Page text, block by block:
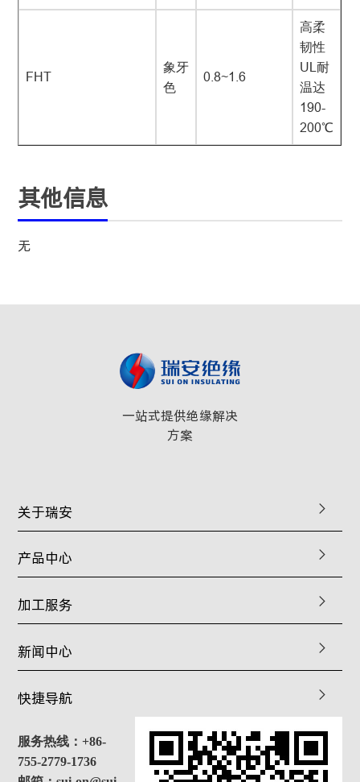
FHT
象牙
色
0.8~1.6
高柔
韧性
UL耐
温达
190-
200℃
其他信息
无
一站式提供绝缘解决
方案
关于瑞安
产品中心
加工服务
新闻中心
快捷导航
服务热线：+86-
755-2779-1736